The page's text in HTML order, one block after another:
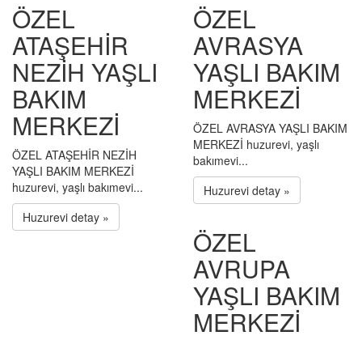
ÖZEL
ATAŞEHİR
NEZİH YAŞLI
BAKIM
MERKEZİ
ÖZEL ATAŞEHİR NEZİH
YAŞLI BAKIM MERKEZİ
huzurevi, yaşlı bakımevi...
Huzurevi detay »
ÖZEL
AVRASYA
YAŞLI BAKIM
MERKEZİ
ÖZEL AVRASYA YAŞLI BAKIM
MERKEZİ huzurevi, yaşlı
bakımevi...
Huzurevi detay »
ÖZEL
AVRUPA
YAŞLI BAKIM
MERKEZİ